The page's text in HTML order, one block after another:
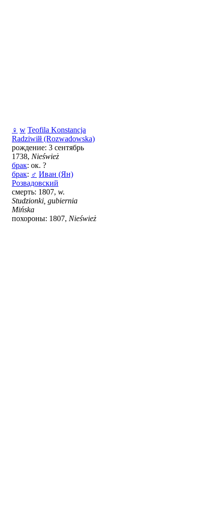
♀ w Teofila Konstancja
Radziwiłł (Rozwadowska)
рождение: 3 сентябрь
1738, Nieśwież
брак: ок. ?
брак: ♂ Иван (Ян)
Розвадовский
смерть: 1807, w.
Studzionki, gubiernia
Mińska
похороны: 1807, Nieśwież